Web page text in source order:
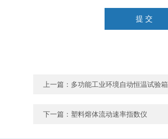
上一篇： 多功能工业环境自动恒温试验箱
下一篇： 塑料熔体流动速率指数仪